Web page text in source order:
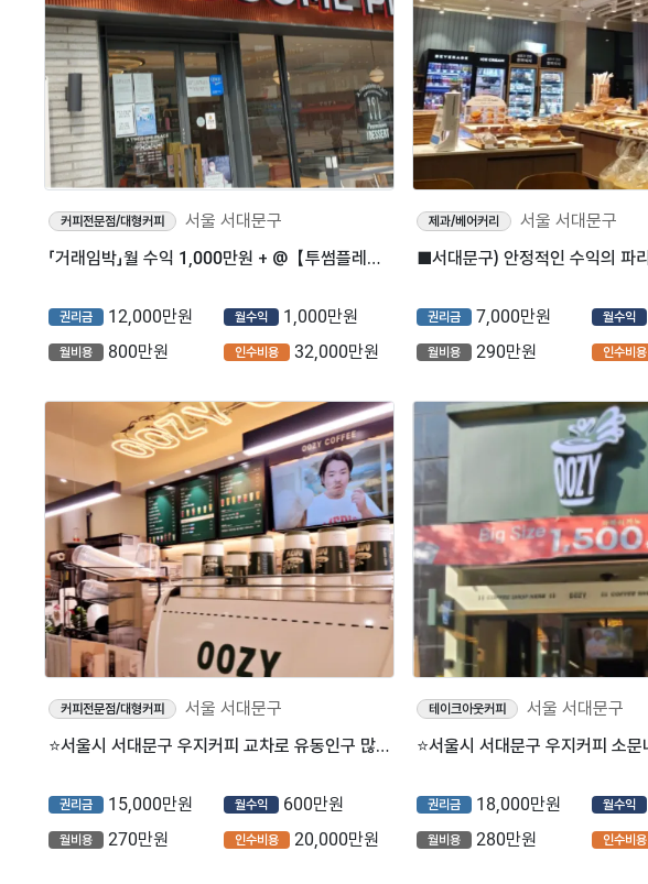
커피전문점/대형커피
서울 서대문구
「거래임박」월 수익 1,000만원 + @【투썸플레이스】
권리금 12,000만원 월수익 1,000만원
월비용 800만원 인수비용 32,000만원
제과/베어커리
서울 서대문구
권리금 7,000만원 월수익
월비용 290만원 인수비용
커피전문점/대형커피
서울 서대문구
⭐서울시 서대문구 우지커피 교차로 유동인구 많은 위치에서 꾸준히 인기 상승중인 우지커피입니다.
권리금 15,000만원 월수익 600만원
월비용 270만원 인수비용 20,000만원
테이크아웃커피
서울 서대문구
권리금 18,000만원 월수익
월비용 280만원 인수비용